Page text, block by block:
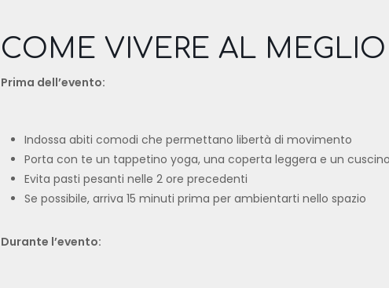
COME VIVERE AL MEGLIO
Prima dell’evento:
Indossa abiti comodi che permettano libertà di movimento
Porta con te un tappetino yoga, una coperta leggera e un cuscino
Evita pasti pesanti nelle 2 ore precedenti
Se possibile, arriva 15 minuti prima per ambientarti nello spazio
Durante l’evento: